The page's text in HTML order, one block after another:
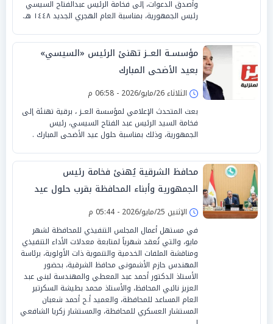
وأصدق الدعوات، إلى فخامة الرئيس عبدالفتاح السيسي
رئيس الجمهورية، بمناسبة العام الهجري الجديد ١٤٤٨ هـ.
مؤسسـة العــز تهنئ الرئيس «السيسي»
بعيد الأضحى المبارك
الثلاثاء 26/مايو/2026 - 06:58 م
بعث المتحدث الإعلامي لمؤسسة العــز ، برقية تهنئة إلى
فخامة السيد الرئيس عبد الفتاح السيسي، رئيس
الجمهورية، وذلك بمناسبة حلول عيد الأضحى المبارك .
محافظ الشرقية يُهنئ فخامة رئيس
الجمهورية وأبناء المحافظة بقرب حلول عيد
الأضحى المبارك
الإثنين 25/مايو/2026 - 05:44 م
في مستهل أعمال المجلس التنفيذي للمحافظة لشهر
مايو، والتي تُعقد شهرياً لمتابعة معدلات الأداء التنفيذي
ومناقشة الملفات الخدمية والتنموية ذات الأولوية، برئاسة
المهندس حازم الأشمونى محافظ الشرقية، بحضور
الأستاذ الدكتور أحمد عبد المعطي والمهندسة لبنى عبد
العزيز نائبي المحافظ، والأستاذ محمد بطيشة السكرتير
العام المساعد للمحافظة، والعميد أ.ح أحمد شعبان
المستشار العسكري للمحافظة، والمستشار زكريا الشافعي